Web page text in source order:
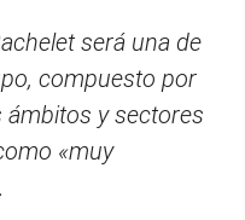
será una de
compuesto por
y sectores
«muy